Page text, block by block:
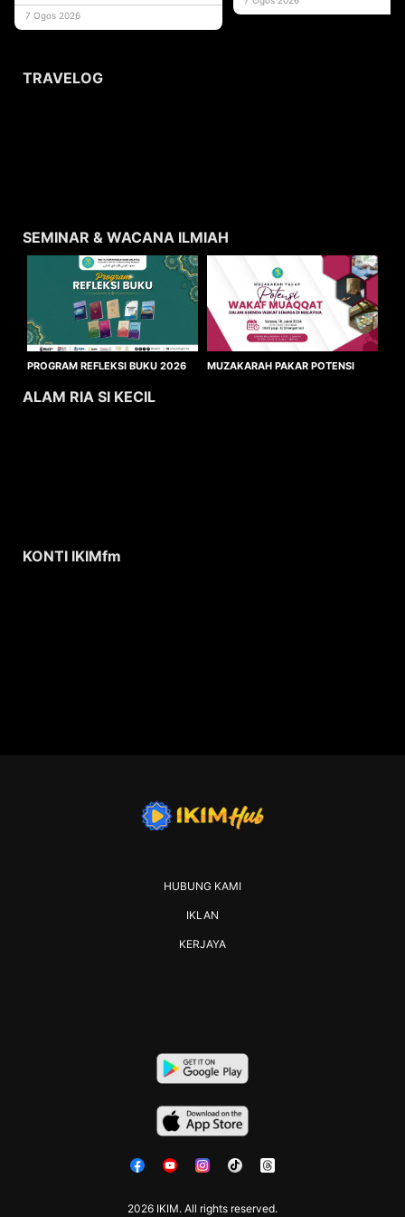
usaha
7 Ogos 2026
TRAVELOG
SEMINAR & WACANA ILMIAH
PROGRAM REFLEKSI BUKU 2026
MUZAKARAH PAKAR POTENSI
ALAM RIA SI KECIL
KONTI IKIMfm
2026 IKIM. All rights reserved.
HUBUNG KAMI
IKLAN
KERJAYA